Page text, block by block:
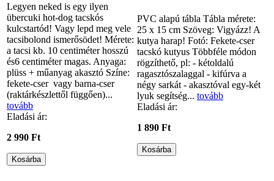
Legyen neked is egy ilyen
übercuki hot-dog tacskós
kulcstartód! Vagy lepd meg vele
tacsibolond ismerősödet! Mérete:
a tacsi kb. 10 centiméter hosszú
és6 centiméter magas. Anyaga:
plüss + műanyag akasztó Színe:
fekete-cser vagy barna-cser
(raktárkészlettől függően)...
tovább
Eladási ár:
2 990 Ft
PVC alapú tábla Tábla mérete:
25 x 15 cm Szöveg: Vigyázz! A
kutya harap! Fotó: Fekete-cser
tacskó kutyus Többféle módon
rögzíthető, pl: - kétoldalú
ragasztószalaggal - kifúrva a
négy sarkát - akasztóval egy-két
lyuk segítség... tovább
Eladási ár:
1 890 Ft